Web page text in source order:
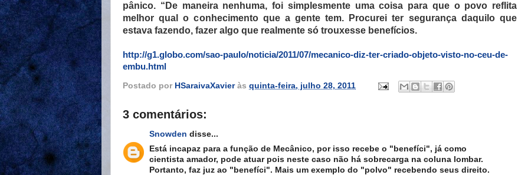
pânico. “De maneira nenhuma, foi simplesmente uma coisa para que o povo reflita
melhor qual o conhecimento que a gente tem. Procurei ter segurança daquilo que
estava fazendo, fazer algo que realmente só trouxesse benefícios.
http://g1.globo.com/sao-paulo/noticia/2011/07/mecanico-diz-ter-criado-objeto-visto-no-ceu-de-
embu.html
Postado por HSaraivaXavier às quinta-feira, julho 28, 2011
3 comentários:
Snowden disse...
Está incapaz para a função de Mecânico, por isso recebe o "benefíci", já como
cientista amador, pode atuar pois neste caso não há sobrecarga na coluna lombar.
Portanto, faz juz ao "benefíci". Mais um exemplo do "polvo" recebendo seus direito.